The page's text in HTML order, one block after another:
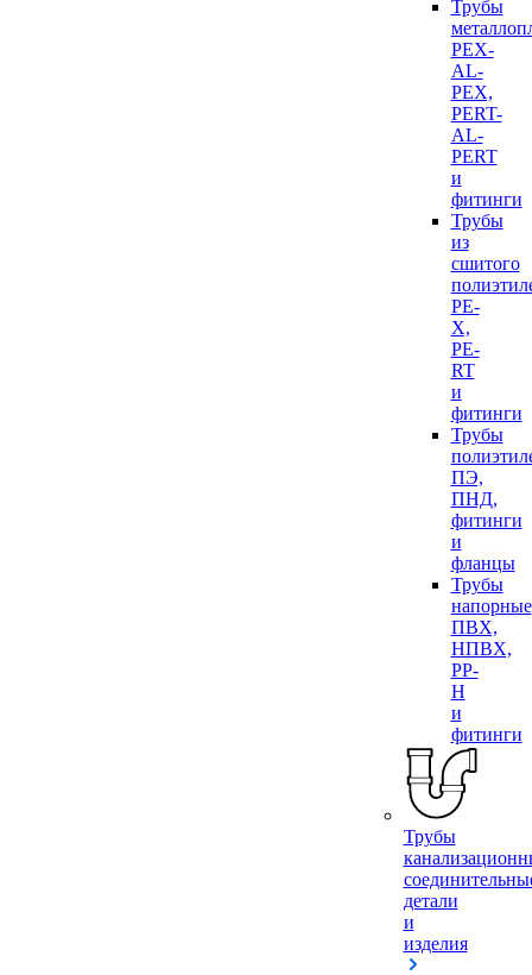
Трубы
PEX-
AL-
PEX,
PERT-
AL-
PERT
и
фитинги
Трубы
из
сшитого
PE-
X,
PE-
RT
и
фитинги
Трубы
ПЭ,
ПНД,
фитинги
и
фланцы
Трубы
напорные
ПВХ,
НПВХ,
PP-
H
и
фитинги
Трубы
детали
и
изделия